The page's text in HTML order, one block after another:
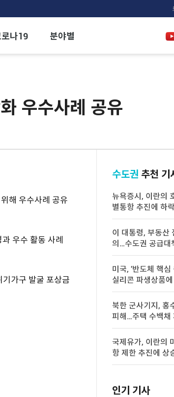
로나19 분야별
우수사례 공유
해 우수사례 공유
우수 활동 사례
가구 발굴 포상금
수도권 추천 기
뉴욕증시, 이란의
별통항 추진에 하락
이 대통령, 부동산
의…수도권 공급대
미국, '반도체 핵심
실리콘 파생상품
북한 군사기지, 홍
피해…주택 수백채
국제유가, 이란의
항 제한 추진에 상
인기 기사